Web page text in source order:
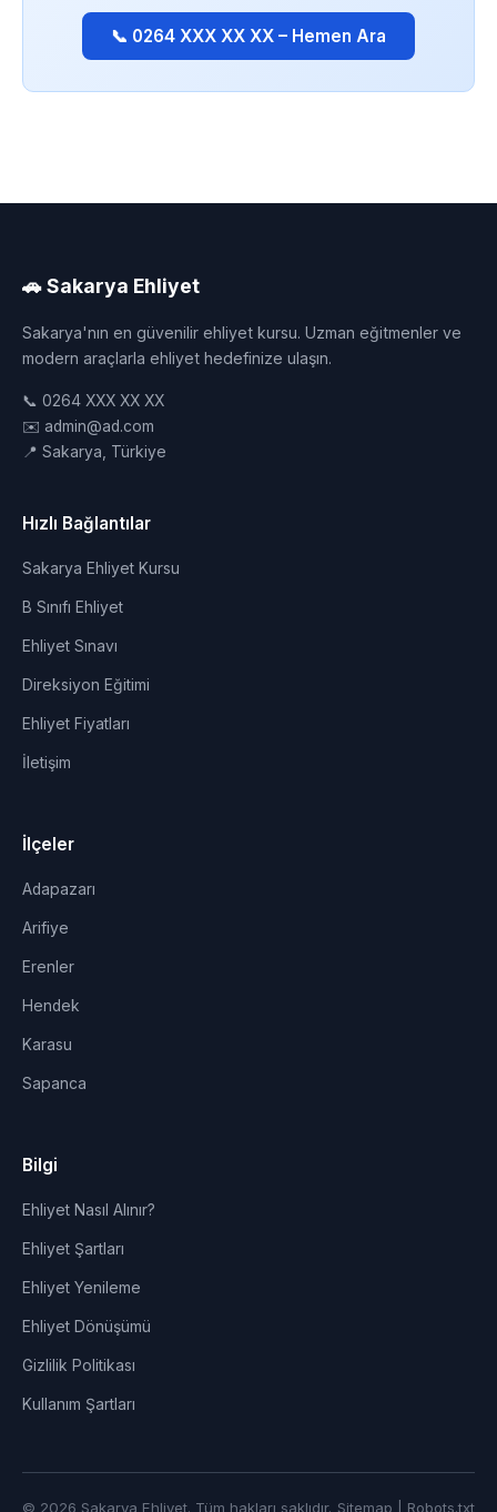
📞 0264 XXX XX XX – Hemen Ara
🚗 Sakarya Ehliyet
Sakarya'nın en güvenilir ehliyet kursu. Uzman eğitmenler ve
modern araçlarla ehliyet hedefinize ulaşın.
📞 0264 XXX XX XX
✉️ admin@ad.com
📍 Sakarya, Türkiye
Hızlı Bağlantılar
Sakarya Ehliyet Kursu
B Sınıfı Ehliyet
Ehliyet Sınavı
Direksiyon Eğitimi
Ehliyet Fiyatları
İletişim
İlçeler
Adapazarı
Arifiye
Erenler
Hendek
Karasu
Sapanca
Bilgi
Ehliyet Nasıl Alınır?
Ehliyet Şartları
Ehliyet Yenileme
Ehliyet Dönüşümü
Gizlilik Politikası
Kullanım Şartları
© 2026 Sakarya Ehliyet. Tüm hakları saklıdır. Sitemap Robots.txt